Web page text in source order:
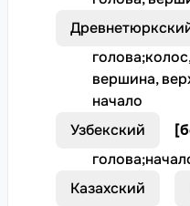
голова;
вершина,
начало
Узбекский
[
голова;
Казахский